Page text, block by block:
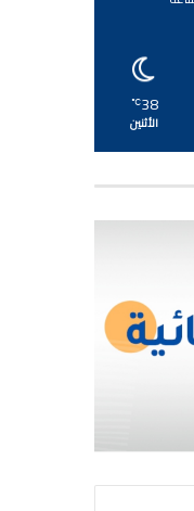
38
℃
الأثنين